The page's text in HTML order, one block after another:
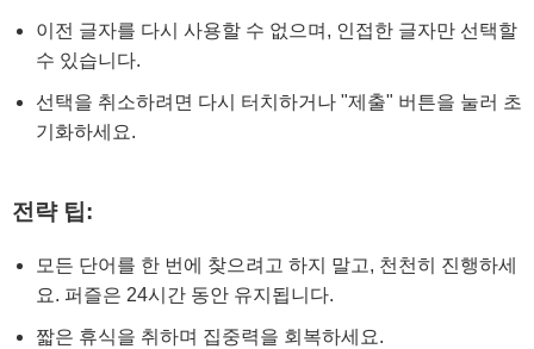
이전 글자를 다시 사용할 수 없으며, 인접한 글자만 선택할
수 있습니다.
선택을 취소하려면 다시 터치하거나 "제출" 버튼을 눌러 초
기화하세요.
전략 팁:
모든 단어를 한 번에 찾으려고 하지 말고, 천천히 진행하세
요. 퍼즐은 24시간 동안 유지됩니다.
짧은 휴식을 취하며 집중력을 회복하세요.